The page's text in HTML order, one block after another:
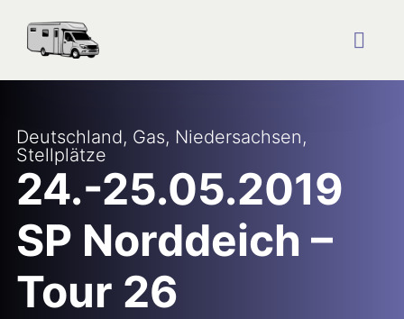
Inhalt
springen
Reise Blog
Plätze
Über uns
Deutschland, Gas, Niedersachsen,
Stellplätze
24.-25.05.2019
SP Norddeich –
Tour 26